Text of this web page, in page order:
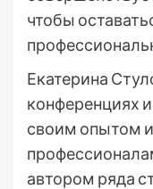
чтобы
Екатерина
конференциях
своим опытом
автором ряда